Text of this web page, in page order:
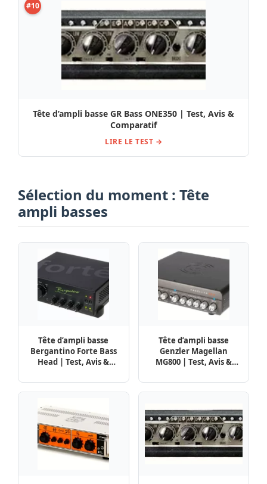
#10
Tête d’ampli basse GR Bass ONE350 | Test, Avis &
Comparatif
LIRE LE TEST →
Sélection du moment : Tête
ampli basses
Tête d’ampli basse
Bergantino Forte Bass
Head | Test, Avis &
Tête d’ampli basse
Genzler Magellan
MG800 | Test, Avis &